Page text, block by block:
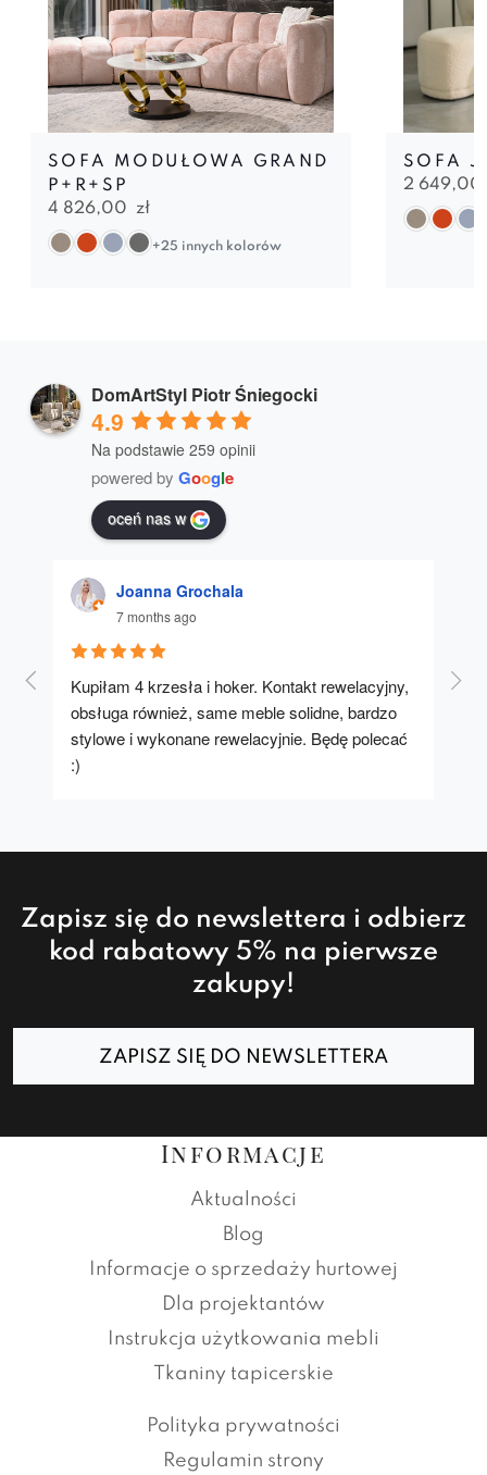
SOFA MODUŁOWA GRAND
P+R+SP
4 826,00 zł
+25 innych kolorów
SOFA
2 649,00
DomArtStyl Piotr Śniegocki
4.9
Na podstawie 259 opinii
powered by Google
oceń nas w
Joanna Grochala
7 months ago
Kupiłam 4 krzesła i hoker. Kontakt rewelacyjny,
obsługa również, same meble solidne, bardzo
stylowe i wykonane rewelacyjnie. Będę polecać
:)
A
Zapisz się do newslettera i odbierz
kod rabatowy 5% na pierwsze
zakupy!
ZAPISZ SIĘ DO NEWSLETTERA
Informacje
Aktualności
Blog
Informacje o sprzedaży hurtowej
Dla projektantów
Instrukcja użytkowania mebli
Tkaniny tapicerskie
Polityka prywatności
Regulamin strony